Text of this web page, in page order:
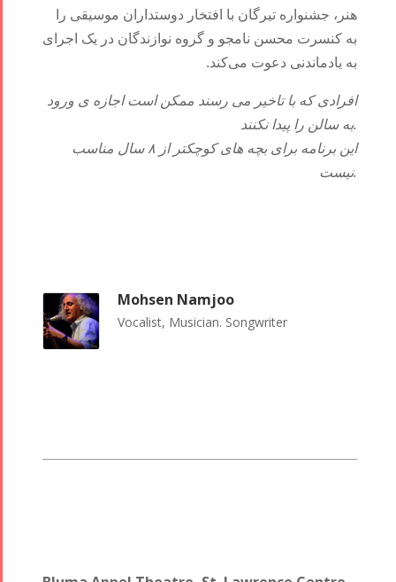
هنر، جشنواره تیرگان با افتخار دوستداران موسیقی را
به کنسرت محسن نامجو و گروه نوازندگان در یک اجرای
به یادماندنی دعوت می‌کند.
افرادی که با تاخیر می رسند ممکن است اجازه ی ورود
به سالن را پیدا نکنند.
این برنامه برای بچه های کوچکتر از ۸ سال مناسب
نیست.
Mohsen Namjoo
Vocalist, Musician. Songwriter